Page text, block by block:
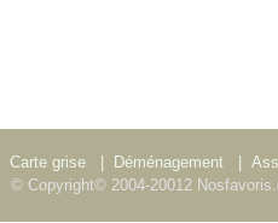
Carte grise Déménagement
© Copyright© 2004-20012